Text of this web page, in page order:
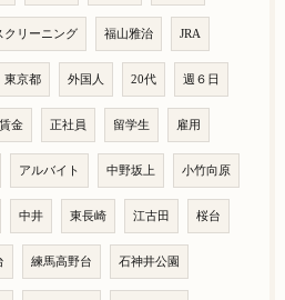
クリーニング 福山雅治 JRA
東京都 外国人 20代 週６日
金 正社員 留学生 雇用
アルバイト 中野坂上 小竹向原
中井 東長崎 江古田 桜台
練馬高野台 石神井公園